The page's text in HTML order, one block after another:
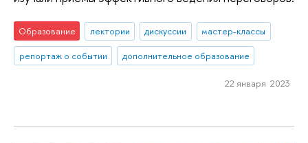
Образование лектории дискуссии
мастер-классы
репортаж о событии
дополнительное образование
22 января 2023